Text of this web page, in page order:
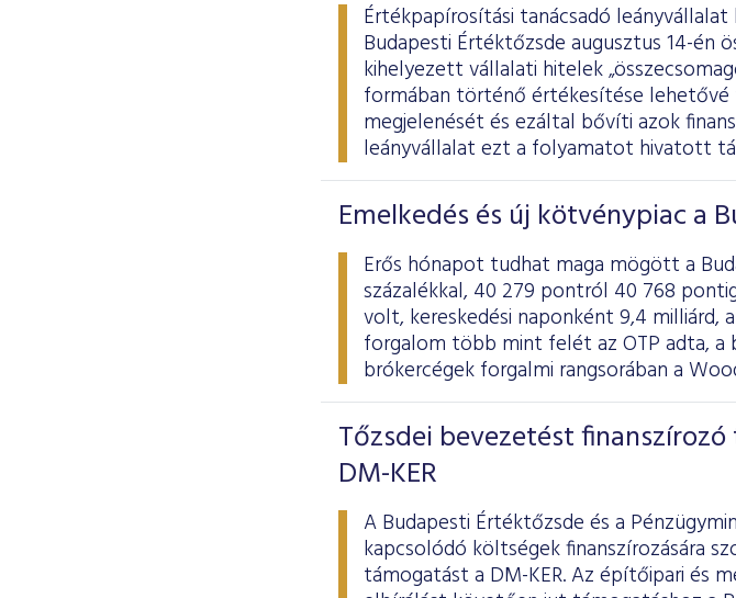
Értékpapírosítási tanácsadó
Budapesti Értéktőzsde augusztus 14-én
kihelyezett vállalati hitelek
formában történő értékesítése
megjelenését és ezáltal bővíti azok
leányvállalat ezt a folyamatot hivatott
Emelkedés és új kötvénypiac a
Erős hónapot tudhat maga mögött a
százalékkal, 40 279 pontról 40 768
volt, kereskedési naponként 9,4 milliárd,
forgalom több mint felét az OTP adta, a
brókercégek forgalmi rangsorában a
Tőzsdei bevezetést
DM-KER
A Budapesti Értéktőzsde és a
kapcsolódó költségek finanszírozására
támogatást a DM-KER. Az építőipari és